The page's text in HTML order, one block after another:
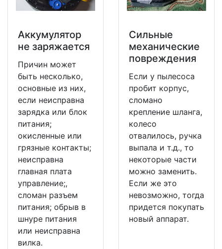
Аккумулятор
не заряжается
Причин может
быть несколько,
основные из них,
если неисправна
зарядка или блок
питания;
окисленные или
грязные контакты;
неисправна
главная плата
управление;,
сломан разъем
питания; обрыв в
шнуре питания
или неисправна
вилка.
Сильные
механические
повреждения
Если у пылесоса
пробит корпус,
сломано
крепление шланга,
колесо
отвалилось, ручка
выпала и т.д., то
некоторые части
можно заменить.
Если же это
невозможно, тогда
придется покупать
новый аппарат.